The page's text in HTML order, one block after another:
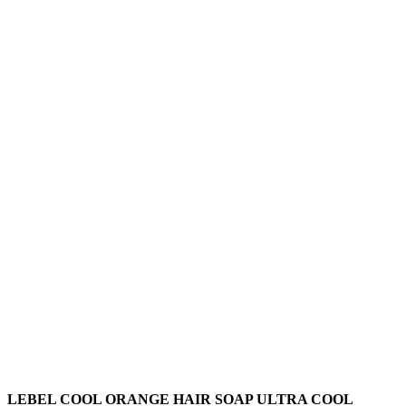
LEBEL COOL ORANGE HAIR SOAP ULTRA COOL